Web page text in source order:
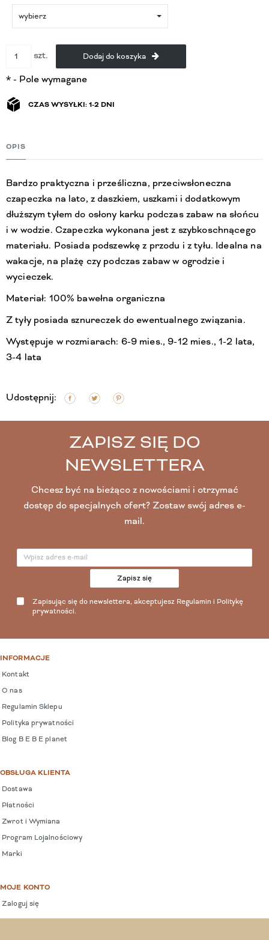
szt. Dodaj do koszyka
*- Pole wymagane
CZAS WYSYŁKI: 1-2 DNI
OPIS
Bardzo praktyczna i prześliczna, przeciwsłoneczna
czapeczka na lato, z daszkiem, uszkami i dodatkowym
dłuższym tyłem do osłony karku podczas zabaw na słońcu
i w wodzie. Czapeczka wykonana jest z szybkoschnącego
materiału. Posiada podszewkę z przodu i z tyłu. Idealna na
wakacje, na plażę czy podczas zabaw w ogrodzie i
wycieczek.
Materiał: 100% bawełna organiczna
Z tyły posiada sznureczek do ewentualnego związania.
Występuje w rozmiarach: 6-9 mies., 9-12 mies., 1-2 lata,
3-4 lata
Udostępnij:
ZAPISZ SIĘ DO
NEWSLETTERA
Chcesz być na bieżąco z nowościami i otrzymać
dostęp do specjalnych ofert? Zostaw swój adres e-
mail.
Zapisz się
Zapisując się do newslettera, akceptujesz Regulamin i Politykę
prywatności.
INFORMACJE
Kontakt
O nas
Regulamin Sklepu
Polityka prywatności
Blog B E B E planet
OBSŁUGA KLIENTA
Dostawa
Płatności
Zwrot i Wymiana
Program Lojalnościowy
Marki
MOJE KONTO
Zaloguj się